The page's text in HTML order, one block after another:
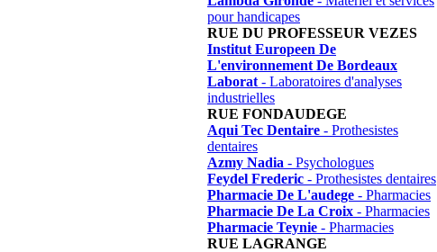
pour handicapes
RUE DU PROFESSEUR VEZES
Institut Europeen De
L'environnement De Bordeaux
Laborat - Laboratoires d'analyses
industrielles
RUE FONDAUDEGE
Aqui Tec Dentaire - Prothesistes
dentaires
Azmy Nadia - Psychologues
Feydel Frederic - Prothesistes dentaires
Pharmacie De L'audege - Pharmacies
Pharmacie De La Croix - Pharmacies
Pharmacie Teynie - Pharmacies
RUE LAGRANGE